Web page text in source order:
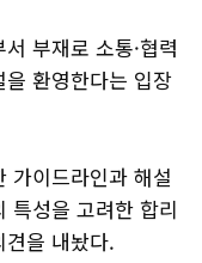
부재로 소통·협력
환영한다는 입장
가이드라인과 해설
특성을 고려한 합리
을 내놨다.